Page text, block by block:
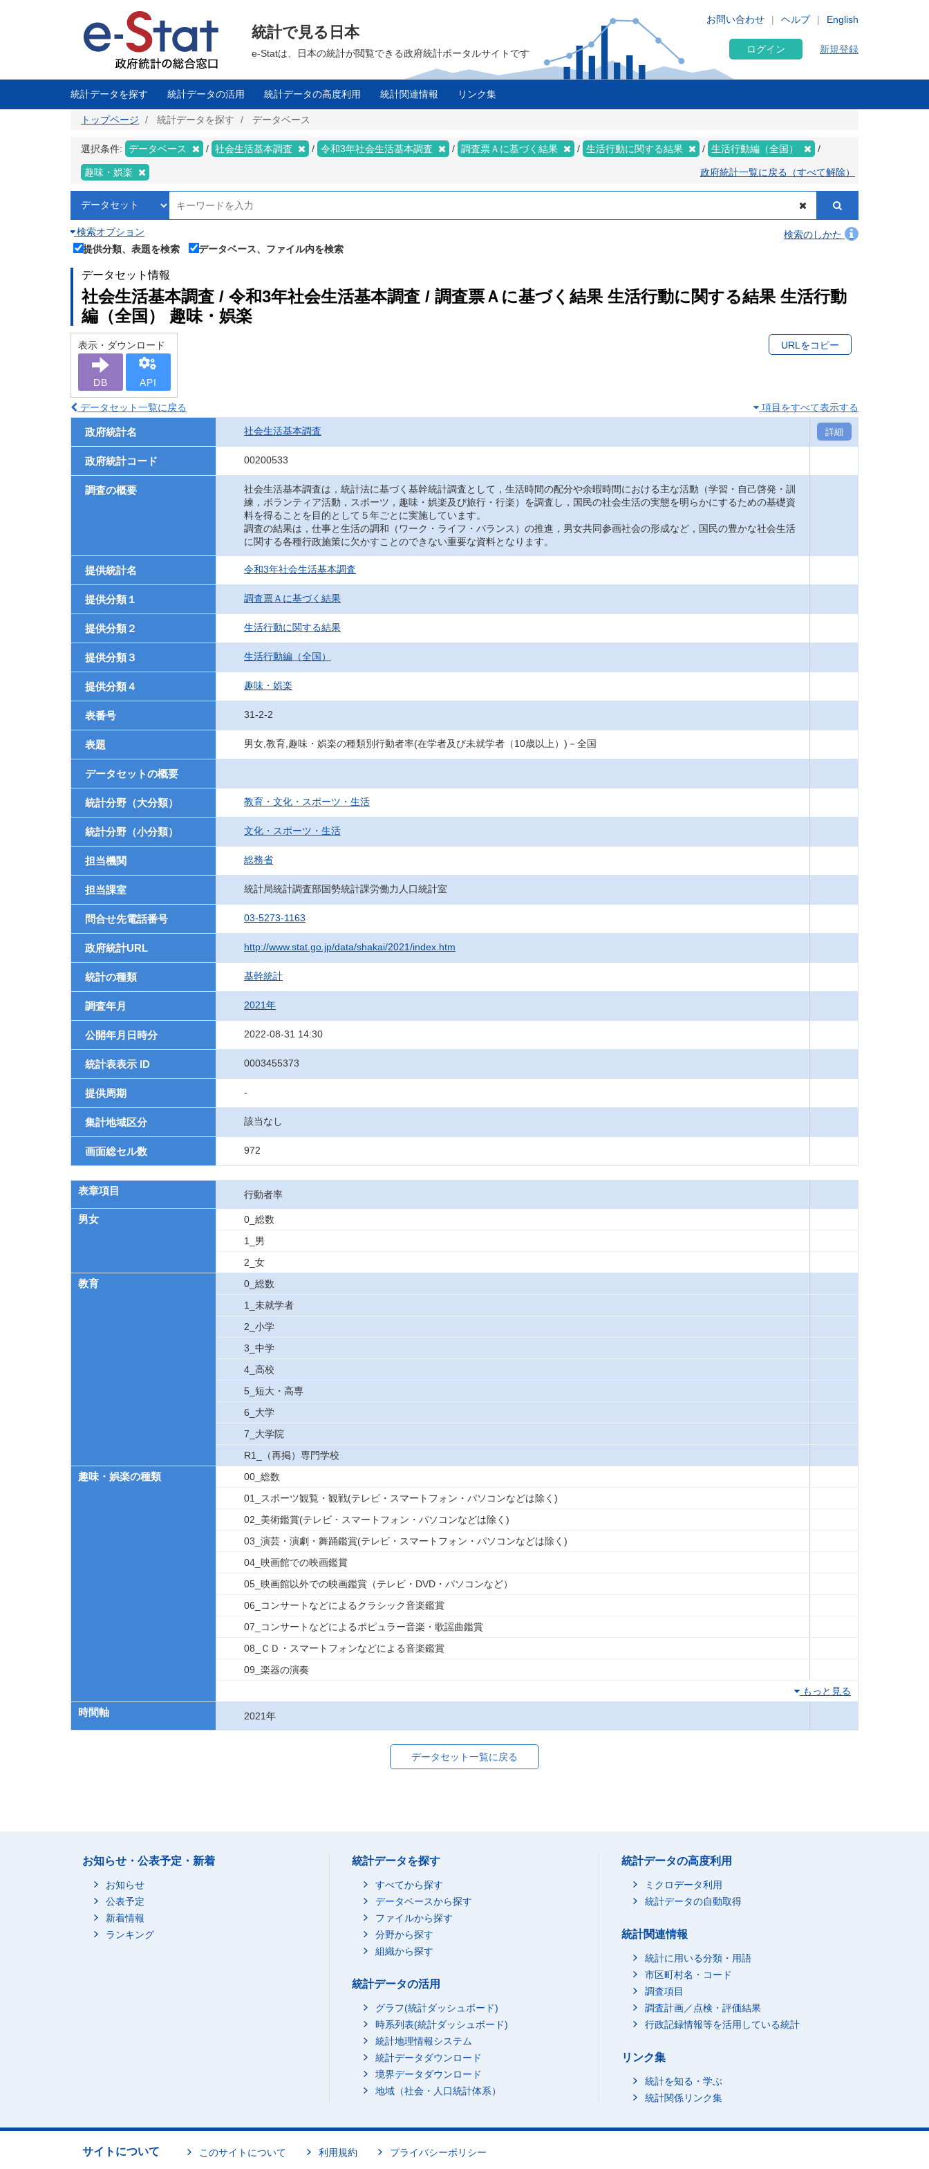
に
English
お問い合わせ ヘルプ
統計で見る日本
e-Statは、日本の統計が閲覧できる政府統計ポータルサイトです ログイン 新規登録
統計データを探す 統計データの活用 統計データの高度利用 統計関連情報 リンク集
トップページ 統計データを探す データベース
選択条件: データベース 社会生活基本調査 令和3年社会生活基本調査 調査票Ａに基づく結果 生活行動に関する結果 生活行動編（全国）
趣味・娯楽 政府統計一覧に戻る（すべて解除）
検索オプション
検索のしかた
提供分類、表題を検索
データベース、ファイル内を検索
データセット情報
社会生活基本調査 / 令和3年社会生活基本調査 / 調査票Ａに基づく結果 生活行動に関する結果 生活行動
編（全国） 趣味・娯楽
表示・ダウンロード
DB API
URLをコピー
データセット一覧に戻る 項目をすべて表示する
政府統計名 社会生活基本調査 詳細
政府統計コード 00200533
調査の概要
社会生活基本調査は，統計法に基づく基幹統計調査として，生活時間の配分や余暇時間における主な活動（学習・自己啓発・訓
練，ボランティア活動，スポーツ，趣味・娯楽及び旅行・行楽）を調査し，国民の社会生活の実態を明らかにするための基礎資
料を得ることを目的として５年ごとに実施しています。
調査の結果は，仕事と生活の調和（ワーク・ライフ・バランス）の推進，男女共同参画社会の形成など，国民の豊かな社会生活
に関する各種行政施策に欠かすことのできない重要な資料となります。
提供統計名 令和3年社会生活基本調査
提供分類１ 調査票Ａに基づく結果
提供分類２ 生活行動に関する結果
提供分類３ 生活行動編（全国）
提供分類４ 趣味・娯楽
表番号 31-2-2
表題 男女,教育,趣味・娯楽の種類別行動者率(在学者及び未就学者（10歳以上）)－全国
データセットの概要
統計分野（大分類） 教育・文化・スポーツ・生活
統計分野（小分類） 文化・スポーツ・生活
担当機関 総務省
担当課室 統計局統計調査部国勢統計課労働力人口統計室
問合せ先電話番号 03-5273-1163
政府統計URL http://www.stat.go.jp/data/shakai/2021/index.htm
統計の種類 基幹統計
調査年月 2021年
公開年月日時分 2022-08-31 14:30
統計表表示 ID 0003455373
提供周期 -
集計地域区分 該当なし
画面総セル数 972
表章項目 行動者率
男女
0_総数
1_男
2_女
教育
0_総数
1_未就学者
2_小学
3_中学
4_高校
5_短大・高専
6_大学
7_大学院
R1_（再掲）専門学校
趣味・娯楽の種類
00_総数
01_スポーツ観覧・観戦(テレビ・スマートフォン・パソコンなどは除く)
02_美術鑑賞(テレビ・スマートフォン・パソコンなどは除く)
03_演芸・演劇・舞踊鑑賞(テレビ・スマートフォン・パソコンなどは除く)
04_映画館での映画鑑賞
05_映画館以外での映画鑑賞（テレビ・DVD・パソコンなど）
06_コンサートなどによるクラシック音楽鑑賞
07_コンサートなどによるポピュラー音楽・歌謡曲鑑賞
08_ＣＤ・スマートフォンなどによる音楽鑑賞
09_楽器の演奏
もっと見る
時間軸 2021年
データセット一覧に戻る
お知らせ・公表予定・新着
お知らせ
公表予定
新着情報
ランキング
統計データを探す
すべてから探す
データベースから探す
ファイルから探す
分野から探す
組織から探す
統計データの活用
グラフ(統計ダッシュボード)
時系列表(統計ダッシュボード)
統計地理情報システム
統計データダウンロード
境界データダウンロード
地域（社会・人口統計体系）
統計データの高度利用
ミクロデータ利用
統計データの自動取得
統計関連情報
統計に用いる分類・用語
市区町村名・コード
調査項目
調査計画／点検・評価結果
行政記録情報等を活用している統計
リンク集
統計を知る・学ぶ
統計関係リンク集
サイトについて このサイトについて 利用規約 プライバシーポリシー